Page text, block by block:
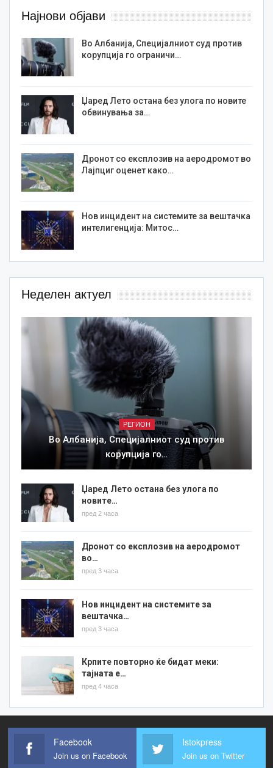
Најнови објави
Во Албанија, Специјалниот суд против
корупција го ограничи…
Џаред Лето остана без улога по новите
обвинувања за…
Дронот со експлозив на аеродромот во
Лајпциг оценет како…
Нов инцидент на системите за вештачка
интелигенција: Митос…
Неделен актуел
РЕГИОН
Во Албанија, Специјалниот суд против
корупција го…
Џаред Лето остана без улога по
новите…
пред 2 часа
Дронот со експлозив на аеродромот
во…
пред 3 часа
Нов инцидент на системите за
вештачка…
пред 3 часа
Крпите повторно ќе бидат меки:
тајната е…
пред 4 часа
Facebook
Join us on Facebook
Istokpress
Join us on Twitter